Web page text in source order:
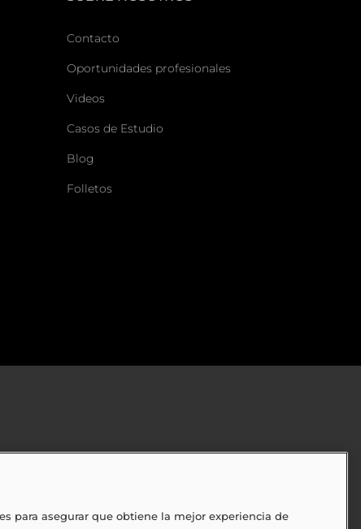
Contacto
Oportunidades profesionales
Videos
Casos de Estudio
Blog
Folletos
para asegurar que obtiene la mejor experiencia de